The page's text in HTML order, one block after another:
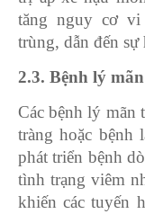
tăng nguy cơ vi
trùng, dẫn đến
2.3. Bệnh lý
Các bệnh lý mãn
tràng hoặc bệnh
phát triển bệnh
tình trạng viêm
khiến các tuyến